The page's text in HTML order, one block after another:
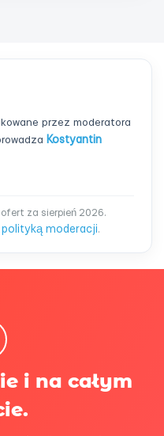
przez moderatora
Kostyantin
ofert za sierpień 2026.
polityką moderacji.
i na całym